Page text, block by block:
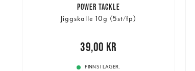
POWER TACKLE
Jiggskalle 10g (5st/fp)
39,00 kr39,00 kr
FINNS I LAGER.